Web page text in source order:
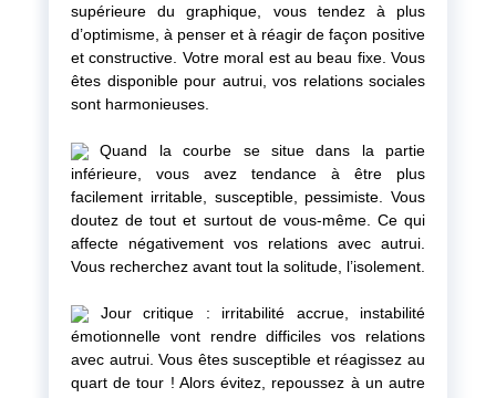
supérieure du graphique, vous tendez à plus
d’optimisme, à penser et à réagir de façon positive
et constructive. Votre moral est au beau fixe. Vous
êtes disponible pour autrui, vos relations sociales
sont harmonieuses.
Quand la courbe se situe dans la partie
inférieure, vous avez tendance à être plus
facilement irritable, susceptible, pessimiste. Vous
doutez de tout et surtout de vous-même. Ce qui
affecte négativement vos relations avec autrui.
Vous recherchez avant tout la solitude, l’isolement.
Jour critique : irritabilité accrue, instabilité
émotionnelle vont rendre difficiles vos relations
avec autrui. Vous êtes susceptible et réagissez au
quart de tour ! Alors évitez, repoussez à un autre